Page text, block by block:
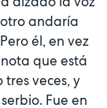
otro andaría
él, en vez
que está
veces, y
Fue en